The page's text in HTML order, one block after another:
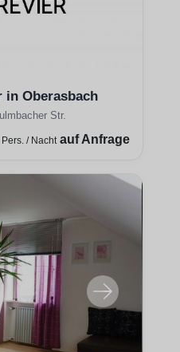
in Oberasbach
Str.
/ Nacht auf Anfrage